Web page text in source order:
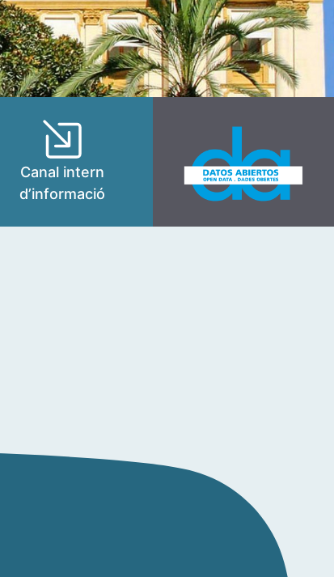
Canal intern
d’informació